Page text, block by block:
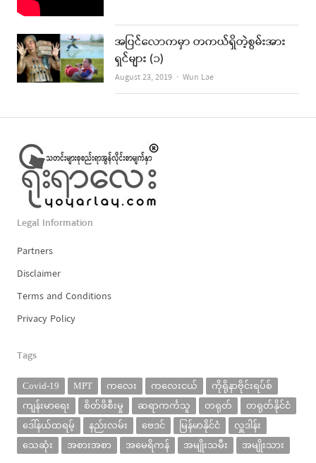
အပြင်လောကမှာ တကယ်ရှိတဲ့စွမ်းအား
ရှင်များ (၁)
August 23, 2019 Author
Wun Lae
Legal Information
Partners
Disclaimer
Terms and Conditions
Privacy Policy
Tags
Covid-19 MPT ကလေး ကလေးငယ်
ကိုရိုနာဗိုင်းရပ်စ်
ကျန်းမာရေး
စိတ်ဖိစီးမှု ဆရာကင်္ကသူ တရုတ်
တရုတ်နိုင်ငံ
ဒေါ်နယ်ထရမ့်
နည်းလမ်း ဗေဒင် မြန်မာနိုင်ငံ
လှူဒါန်း
သေဆုံး
အစားအစာ အမေရိကန် အမျိုးသမီး အမျိုးသား